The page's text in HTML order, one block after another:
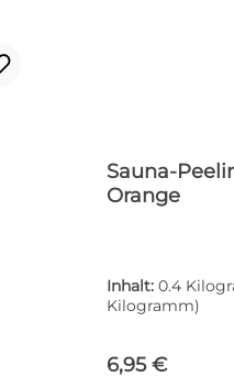
Sauna-
Orange
Inhalt: 0.4
Kilogramm)
Regulärer
6,95 €